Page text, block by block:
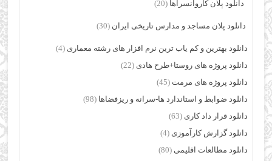
دانلود پلان کاروانسراها (20)
دانلود پلان مساجد و مدارس تاریخی ایران (30)
دانلود بهترین و کم یاب ترین نرم افزار های رشته معماری (4)
دانلود پروژه های روستا+طرح هادی (22)
دانلود پروژه های مرمت (45)
دانلود ضوابط و استاندارد ها-سرانه و ریزفضاها (98)
دانلود قرار داد کاری (63)
دانلود گزارش کارآموزی (4)
دانلود مطالعات اقلیمی (80)